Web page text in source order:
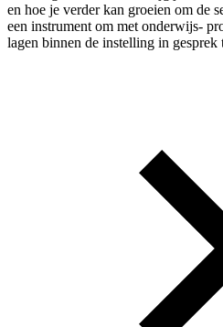
en hoe je verder kan groeien om de
een instrument om met onderwijs-
lagen binnen de instelling in gesprek